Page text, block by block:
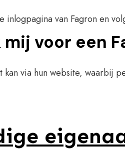
inlogpagina van Fagron en
voor een
kan via hun website, waarbij